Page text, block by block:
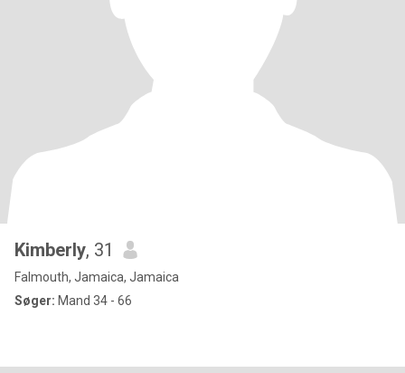
Kimberly, 31
Falmouth, Jamaica, Jamaica
Søger: Mand 34 - 66